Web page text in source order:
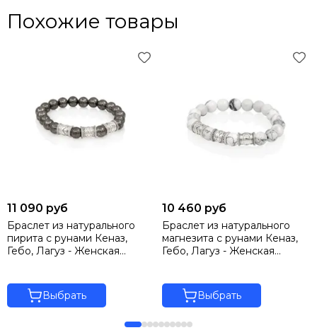
Похожие товары
11 090 руб
Браслет из натурального
пирита с рунами Кеназ,
Гебо, Лагуз - Женская
Выбрать
10 460 руб
Браслет из натурального
магнезита с рунами Кеназ,
Гебо, Лагуз - Женская
Выбрать